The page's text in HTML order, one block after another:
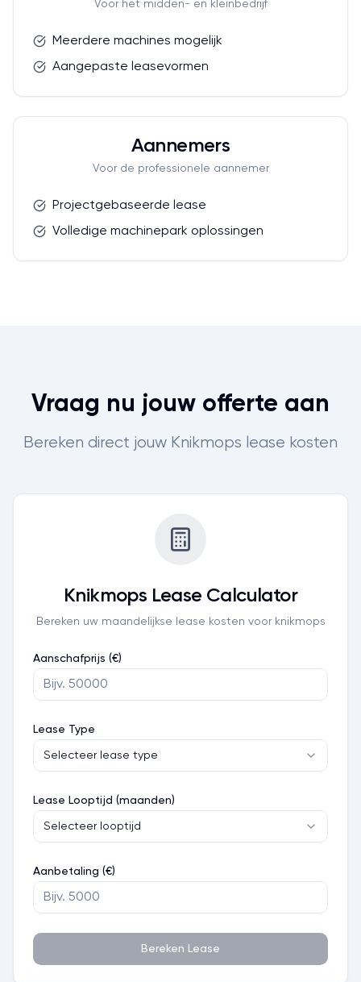
Voor het midden- en kleinbedrijf
Meerdere machines mogelijk
Aangepaste leasevormen
Aannemers
Voor de professionele aannemer
Projectgebaseerde lease
Volledige machinepark oplossingen
Vraag nu jouw offerte aan
Bereken direct jouw Knikmops lease kosten
Knikmops Lease Calculator
Bereken uw maandelijkse lease kosten voor knikmops
Aanschafprijs (€)
Lease Type
Selecteer lease type
Lease Looptijd (maanden)
Selecteer looptijd
Aanbetaling (€)
Bereken Lease